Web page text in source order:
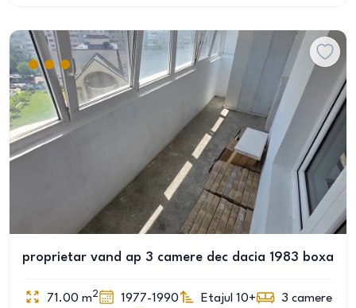
proprietar vand ap 3 camere dec dacia 1983 boxa
71.00 m2 1977-1990 Etajul 10+ 3 camere